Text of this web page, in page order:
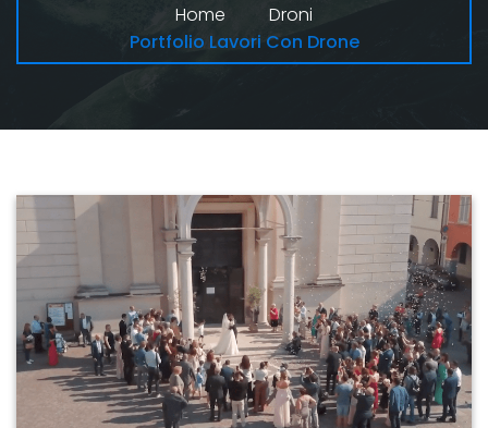
Home
Droni
Portfolio Lavori Con Drone